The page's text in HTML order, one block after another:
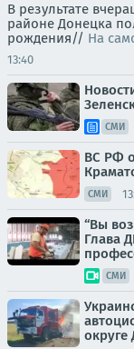
В результате
районе Донецка
рождения// На
13:40
СМИ
ВС РФ
СМИ
“Вы
Глава
СМИ
округе